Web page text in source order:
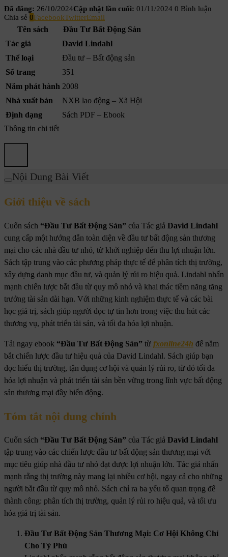
Đã đăng: 26/10/2024Cập nhật lần cuối: 01/11/2024 0 Bình luận
Chia sẻ 0FacebookTwitterEmail
Tên sách
Đầu Tư Bất Động Sản
Tác giả
David Lindahl
Thể loại
Đầu tư – Bất động sản
Số trang
351
Năm phát hành 2008
Nhà xuất bản
NXB lao động – Xã Hội
Định dạng
Sách PDF – Ebook
Thông tin chi tiết
Nội Dung Bài Viết
Giới thiệu về sách
Cuốn sách “Đầu Tư Bất Động Sản” của Tác giả David Lindahl
cung cấp một hướng dẫn toàn diện về đầu tư bất động sản thương
mại cho các nhà đầu tư nhỏ, từ khởi nghiệp đến thu lợi nhuận lớn.
Sách tập trung vào các phương pháp thực tế để phân tích thị trường,
xây dựng danh mục đầu tư, và quản lý rủi ro hiệu quả. Lindahl nhấn
mạnh chiến lược bắt đầu từ quy mô nhỏ và khai thác tiềm năng tăng
trưởng tài sản dài hạn. Với những kinh nghiệm thực tế và các bài
học giá trị, sách giúp người đọc tự tin hơn trong việc thu hút các
thương vụ, phát triển tài sản, và tối đa hóa lợi nhuận.
Tải ngay ebook “Đầu Tư Bất Động Sản” từ fxonline24h để nắm
bắt chiến lược đầu tư hiệu quả của David Lindahl. Sách giúp bạn
đọc hiểu thị trường, tận dụng cơ hội và quản lý rủi ro, từ đó tối đa
hóa lợi nhuận và phát triển tài sản bền vững trong lĩnh vực bất động
sản thương mại đầy biến động.
Tóm tắt nội dung chính
Cuốn sách “Đầu Tư Bất Động Sản” của Tác giả David Lindahl
tập trung vào các chiến lược đầu tư bất động sản thương mại với
mục tiêu giúp nhà đầu tư nhỏ đạt được lợi nhuận lớn. Tác giả nhấn
mạnh rằng thị trường này mang lại nhiều cơ hội, ngay cả cho những
người bắt đầu từ quy mô nhỏ. Sách chỉ ra ba yếu tố quan trọng để
thành công: phân tích thị trường, quản lý rủi ro hiệu quả, và tối ưu
hóa giá trị tài sản.
Đầu Tư Bất Động Sản Thương Mại: Cơ Hội Không Chỉ
Cho Tỷ Phú